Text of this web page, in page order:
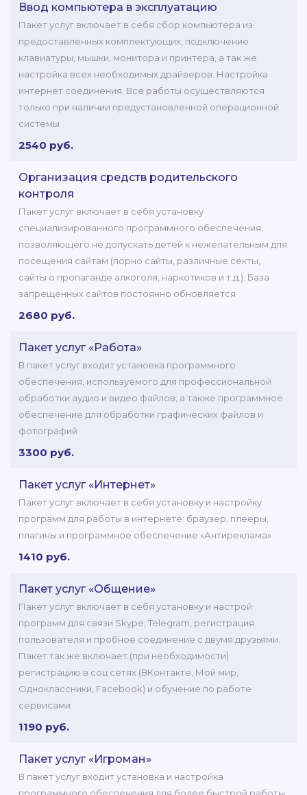
Ввод компьютера в эксплуатацию
Пакет услуг включает в себя сбор компьютера из
предоставленных комплектующих, подключение
клавиатуры, мышки, монитора и принтера, а так же
настройка всех необходимых драйверов. Настройка
интернет соединения. Все работы осуществляются
только при наличии предустановленной операционной
системы
2540 руб.
Организация средств родительского
контроля
Пакет услуг включает в себя установку
специализированного программного обеспечения,
позволяющего не допускать детей к нежелательным для
посещения сайтам (порно сайты, различные секты,
сайты о пропаганде алкоголя, наркотиков и т.д.). База
запрещенных сайтов постоянно обновляется
2680 руб.
Пакет услуг «Работа»
В пакет услуг входит установка программного
обеспечения, используемого для профессиональной
обработки аудио и видео файлов, а также программное
обеспечение для обработки графических файлов и
фотографий
3300 руб.
Пакет услуг «Интернет»
Пакет услуг включает в себя установку и настройку
программ для работы в интернете: браузер, плееры,
плагины и программное обеспечение «Антиреклама»
1410 руб.
Пакет услуг «Общение»
Пакет услуг включает в себя установку и настрой
программ для связи Skype, Telegram, регистрация
пользователя и пробное соединение с двумя друзьями.
Пакет так же включает (при необходимости)
регистрацию в соц сетях (ВКонтакте, Мой мир,
Одноклассники, Facebook) и обучение по работе
сервисами
1190 руб.
Пакет услуг «Игроман»
В пакет услуг входит установка и настройка